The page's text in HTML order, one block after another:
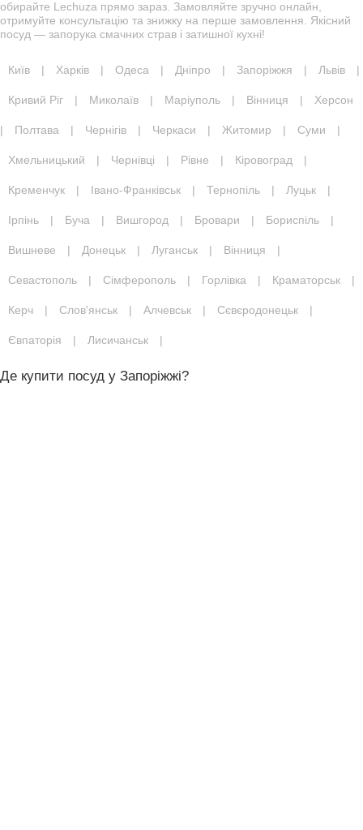
обирайте Lechuza прямо зараз. Замовляйте зручно онлайн,
отримуйте консультацію та знижку на перше замовлення. Якісний
посуд — запорука смачних страв і затишної кухні!
Київ | Харків | Одеса | Дніпро | Запоріжжя | Львів |
Кривий Ріг | Миколаїв | Маріуполь | Вінниця | Херсон
| Полтава | Чернігів | Черкаси | Житомир | Суми |
Хмельницький | Чернівці | Рівне | Кіровоград |
Кременчук | Івано-Франківськ | Тернопіль | Луцьк |
Ірпінь | Буча | Вишгород | Бровари | Бориспіль |
Вишневе | Донецьк | Луганськ | Вінниця |
Севастополь | Сімферополь | Горлівка | Краматорськ |
Керч | Слов'янськ | Алчевськ | Сєвєродонецьк |
Євпаторія | Лисичанськ |
Де купити посуд у Запоріжжі?